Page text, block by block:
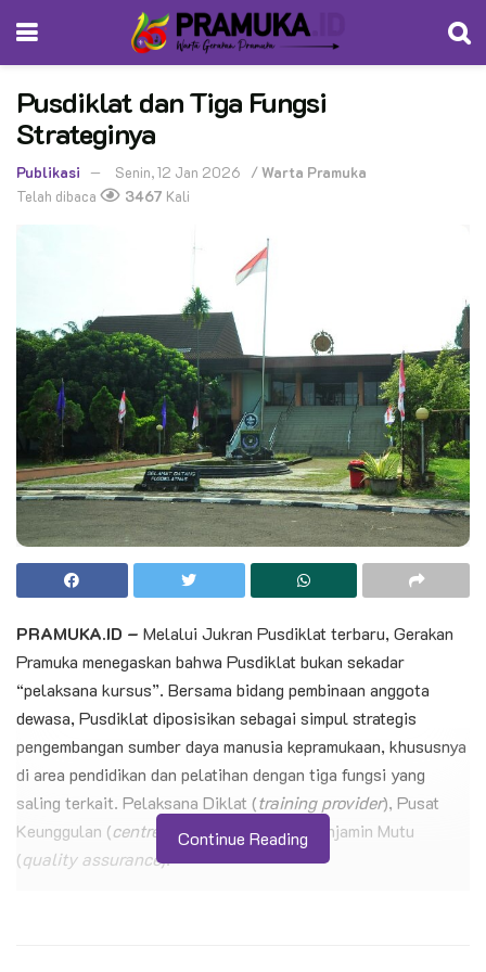
Pusdiklat dan Tiga Fungsi
Strateginya
Publikasi Senin, 12 Jan 2026 /Warta Pramuka
Telah dibaca
3467 Kali
PRAMUKA.ID – Melalui Jukran Pusdiklat terbaru, Gerakan
Pramuka menegaskan bahwa Pusdiklat bukan sekadar
“pelaksana kursus”. Bersama bidang pembinaan anggota
dewasa, Pusdiklat diposisikan sebagai simpul strategis
pengembangan sumber daya manusia kepramukaan, khususnya
di area pendidikan dan pelatihan dengan tiga fungsi yang
saling terkait. Pelaksana Diklat (training provider), Pusat
Keunggulan (centre of excellence), dan Penjamin Mutu
(quality assurance).
Continue Reading